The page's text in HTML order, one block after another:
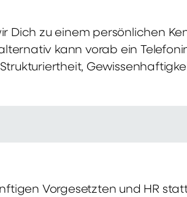
Dich zu einem persönlichen
kann vorab ein
Vorgesetzten und HR